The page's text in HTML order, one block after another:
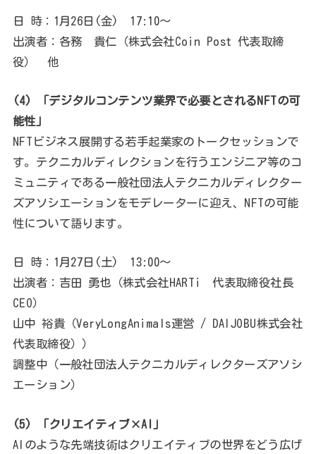
日 時：1月26日(金) 17:10～
出演者：各務 貴仁（株式会社Coin Post 代表取締
役） 他
(4) 「デジタルコンテンツ業界で必要とされるNFTの可
能性」
NFTビジネス展開する若手起業家のトークセッションで
す。テクニカルディレクションを行うエンジニア等のコ
ミュニティである一般社団法人テクニカルディレクター
ズアソシエーションをモデレーターに迎え、NFTの可能
性について語ります。
日 時：1月27日(土) 13:00～
出演者：吉田 勇也（株式会社HARTi 代表取締役社長
CEO）
山中 裕貴（VeryLongAnimals運営 / DAIJOBU株式会社
代表取締役））
調整中（一般社団法人テクニカルディレクターズアソシ
エーション）
(5) 「クリエイティブ×AI」
AIのような先端技術はクリエイティブの世界をどう広げ